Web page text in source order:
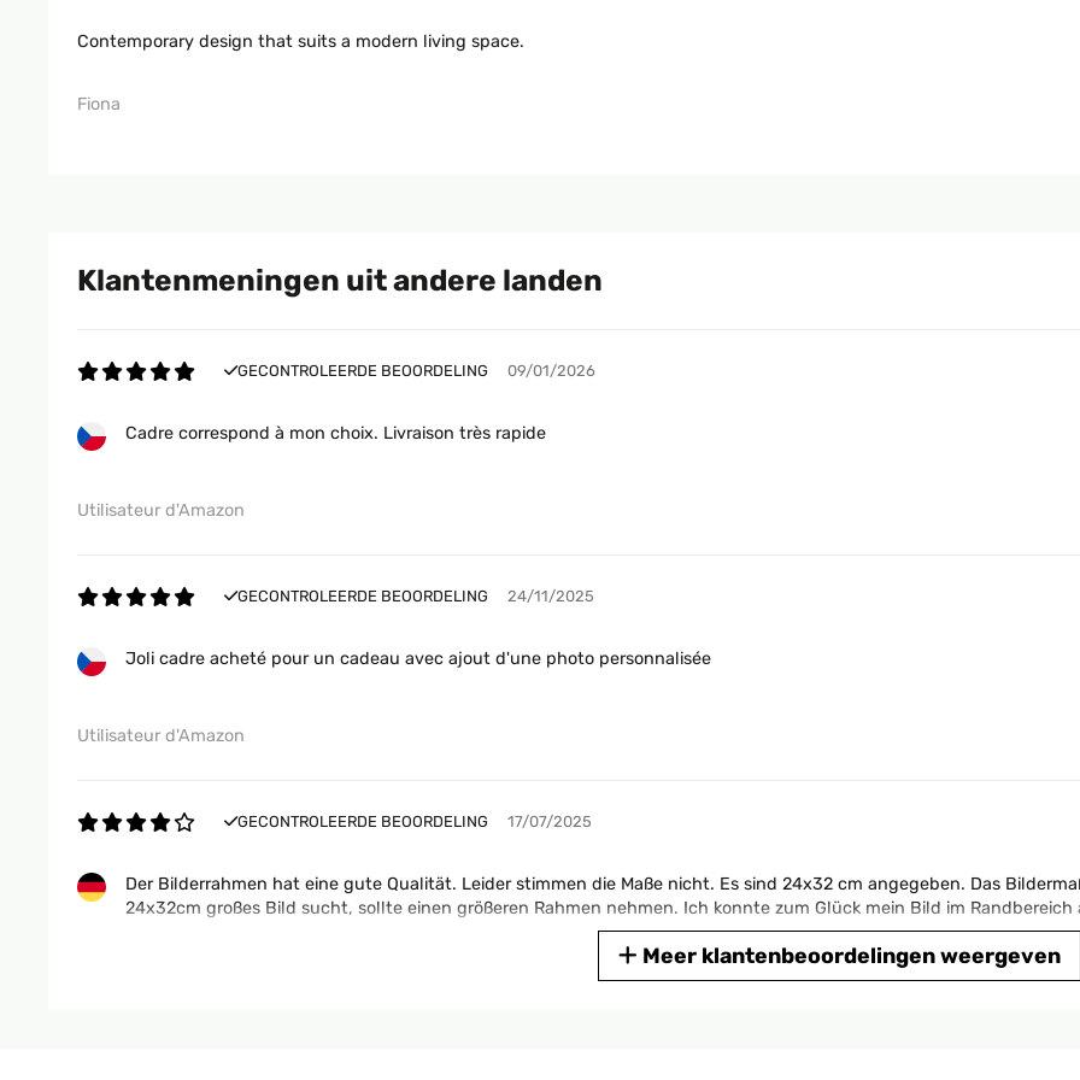
Contemporary design that suits a modern living space.
Fiona
Klantenmeningen uit andere landen
GECONTROLEERDE BEOORDELING 09/01/2026
Cadre correspond à mon choix. Livraison très rapide
Utilisateur d'Amazon
GECONTROLEERDE BEOORDELING 24/11/2025
Joli cadre acheté pour un cadeau avec ajout d'une photo personnalisée
Utilisateur d'Amazon
GECONTROLEERDE BEOORDELING 17/07/2025
Der Bilderrahmen hat eine gute Qualität. Leider stimmen die Maße nicht. Es sind 24x32 cm angegeben. Das
24x32cm großes Bild sucht, sollte einen größeren Rahmen nehmen. Ich konnte zum Glück mein Bild im Randbereich
Meer klantenbeoordelingen weergeven